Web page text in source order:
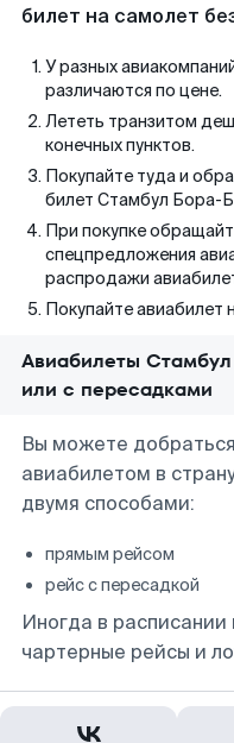
билет на самолет
У разных
различаются по цене.
Лететь транзитом
конечных пунктов.
Покупайте туда и
билет Стамбул Бора-
При покупке
спецпредложения
распродажи
Покупайте авиабилет
Авиабилеты
или с пересадками
Вы можете
авиабилетом в
двумя способами:
прямым рейсом
рейс с пересадкой
Иногда в расписании
чартерные рейсы и